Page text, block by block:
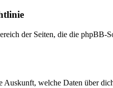
der Seiten, die die phpBB-
welche Daten über